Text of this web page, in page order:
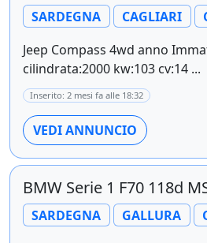
SARDEGNA CAGLIARI
Jeep Compass 4wd anno
cilindrata:2000 kw:103 cv:14 ...
Inserito: 2 mesi fa alle 18:32
VEDI ANNUNCIO
BMW Serie 1 F70 118d
SARDEGNA GALLURA